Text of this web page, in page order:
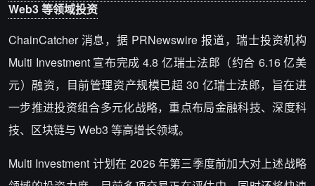
Web3 等领域投资
ChainCatcher 消息，据 PRNewswire 报道，瑞士投资机构
Multi Investment 宣布完成 4.8 亿瑞士法郎（约合 6.16 亿美
元）融资，目前管理资产规模已超 30 亿瑞士法郎，旨在进
一步推进投资组合多元化战略，重点布局金融科技、深度科
技、区块链与 Web3 等高增长领域。
Multi Investment 计划在 2026 年第三季度前加大对上述战略